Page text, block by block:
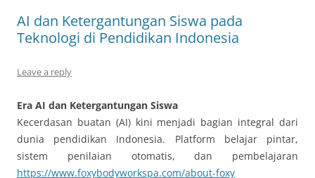
AI dan Ketergantungan Siswa pada
Teknologi di Pendidikan Indonesia
Leave a reply
Era AI dan Ketergantungan Siswa
Kecerdasan buatan (AI) kini menjadi bagian integral dari
dunia pendidikan Indonesia. Platform belajar pintar,
sistem penilaian otomatis, dan pembelajaran
https://www.foxybodyworkspa.com/about-foxy